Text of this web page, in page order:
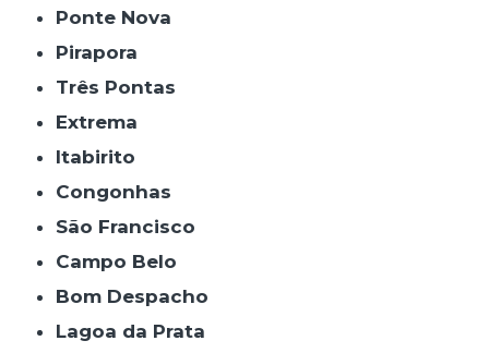
Ponte Nova
Pirapora
Três Pontas
Extrema
Itabirito
Congonhas
São Francisco
Campo Belo
Bom Despacho
Lagoa da Prata